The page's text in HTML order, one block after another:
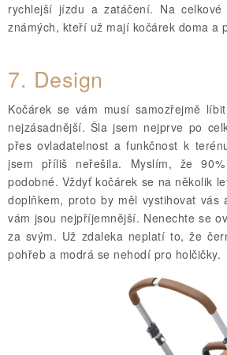
rychlejší jízdu a zatáčení. Na
známých, kteří už mají kočárek doma a
7. Design
Kočárek se vám musí samozřejmě
nejzásadnější. Šla jsem nejprve po
přes ovladatelnost a funkčnost k
jsem příliš neřešila. Myslím, že
podobné. Vždyť kočárek se na několik
doplňkem, proto by měl vystihovat vás
vám jsou nejpříjemnější. Nenechte se
za svým. Už zdaleka neplatí to, že
pohřeb a modrá se nehodí pro holčičky.